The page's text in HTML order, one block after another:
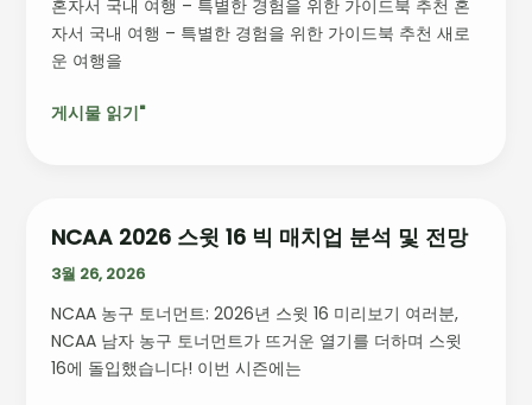
한
변
의
능
성
혼자서 국내 여행 – 특별한 경험을 위한 가이드북 추천 혼
자서 국내 여행 – 특별한 경험을 위한 가이드북 추천 새로
운 여행을
내
여
행
특
험
위
한
가
이
게시물 읽기"
NCAA 2026 스윗 16 빅 매치업 분석 및 전망
3월 26, 2026
NCAA 농구 토너먼트: 2026년 스윗 16 미리보기 여러분,
NCAA 남자 농구 토너먼트가 뜨거운 열기를 더하며 스윗
16에 돌입했습니다! 이번 시즌에는
NCAA
2026
스
윗
16
빅